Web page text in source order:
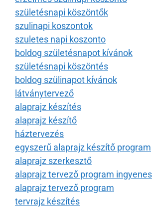
születésnapi köszöntők
szulinapi koszontok
szuletes napi koszonto
boldog születésnapot kívánok
születésnapi köszöntés
boldog szülinapot kívánok
látványtervező
alaprajz készítés
alaprajz készítő
háztervezés
egyszerű alaprajz készítő program
alaprajz szerkesztő
alaprajz tervező program
alaprajz tervező program
tervrajz készítés